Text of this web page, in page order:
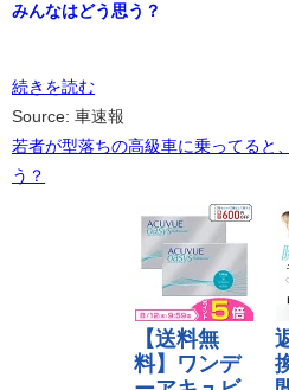
みんなはどう思う？
続きを読む
Source: 車速報
若者が型落ちの高級車に乗ってると
う？